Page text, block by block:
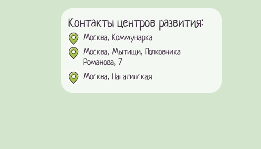
Контакты центров развития:
Москва, Коммунарка
Москва, Мытищи, Полковника
Романова, 7
Москва, Нагатинская